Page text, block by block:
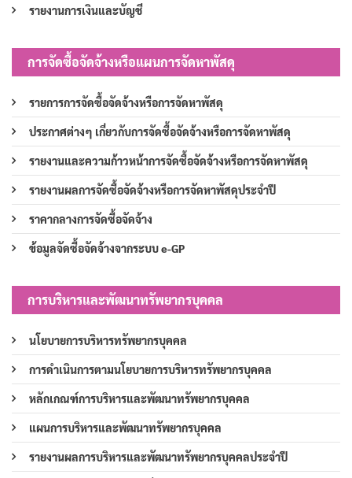
รายงานการเงินและบัญชี
การจัดซื้อจัดจ้างหรือแผนการจัดหาพัสดุ
รายการการจัดซื้อจัดจ้างหรือการจัดหาพัสดุ
ประกาศต่างๆ เกี่ยวกับการจัดซื้อจัดจ้างหรือการจัดหาพัสดุ
รายงานและความก้าวหน้าการจัดซื้อจัดจ้างหรือการจัดหาพัสดุ
รายงานผลการจัดซื้อจัดจ้างหรือการจัดหาพัสดุประจำปี
ราคากลางการจัดซื้อจัดจ้าง
ข้อมูลจัดซื้อจัดจ้างจากระบบ e-GP
การบริหารและพัฒนาทรัพยากรบุคคล
นโยบายการบริหารทรัพยากรบุคคล
การดำเนินการตามนโยบายการบริหารทรัพยากรบุคคล
หลักเกณฑ์การบริหารและพัฒนาทรัพยากรบุคคล
แผนการบริหารและพัฒนาทรัพยากรบุคคล
รายงานผลการบริหารและพัฒนาทรัพยากรบุคคลประจำปี